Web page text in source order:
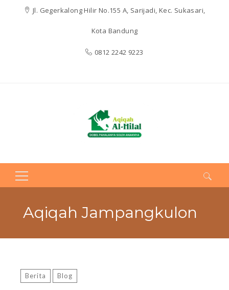
Jl. Gegerkalong Hilir No.155 A, Sarijadi, Kec. Sukasari,
Kota Bandung
0812 2242 9223
Search
Aqiqah Jampangkulon
Berita Blog